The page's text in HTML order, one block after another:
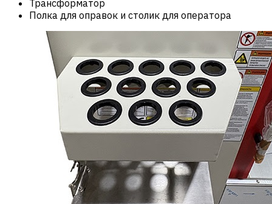
Трансформатор
Полка для оправок и столик для оператора